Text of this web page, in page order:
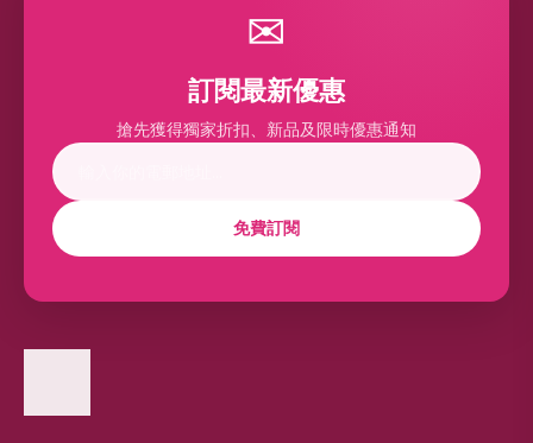
✉
訂閱最新優惠
搶先獲得獨家折扣、新品及限時優惠通知
免費訂閱